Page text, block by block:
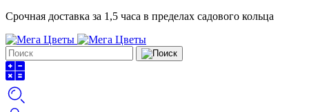
Срочная доставка за 1,5 часа в пределах садового кольца